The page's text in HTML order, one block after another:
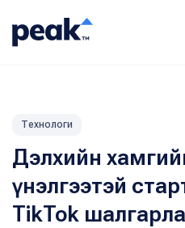
Технологи
Дэлхийн хамгийн
үнэлгээтэй
TikTok